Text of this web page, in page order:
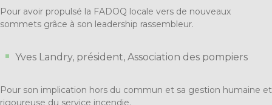
Pour avoir propulsé la FADOQ locale vers de nouveaux
sommets grâce à son leadership rassembleur.
Yves Landry, président, Association des pompiers
Pour son implication hors du commun et sa gestion humaine et
rigoureuse du service incendie.